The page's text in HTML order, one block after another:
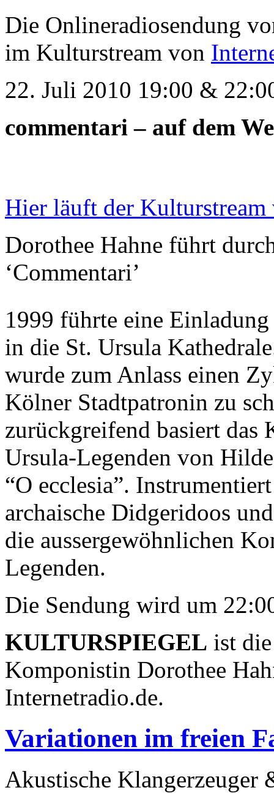
Die Onlineradiosendung
im Kulturstream von
22. Juli 2010 19:00 &
commentari – auf dem
Hier läuft der
Dorothee Hahne führt
‘Commentari’
1999 führte eine
in die St. Ursula
wurde zum Anlass einen
Kölner Stadtpatronin zu
zurückgreifend basiert das
Ursula-Legenden von
“O ecclesia”.
archaische Didgeridoos
die aussergewöhnlichen
Legenden.
Die Sendung wird um
KULTURSPIEGEL ist
Komponistin Dorothee
Internetradio.de.
Variationen im freien
Akustische